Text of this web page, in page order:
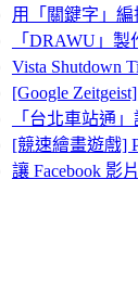
用「關鍵字」編
「DRAWU」
Vista Shutdown
[Google
「台北車站通
[競速繪畫遊戲]
讓 Facebook 影